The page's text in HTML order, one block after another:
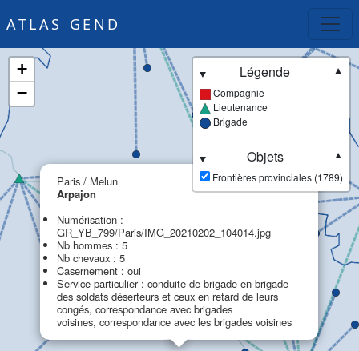
ATLAS GEND
Paris / Melun
Arpajon
Numérisation :
GR_YB_799/Paris/IMG_20210202_104014.jpg
Nb hommes : 5
Nb chevaux : 5
Casernement : oui
Service particulier : conduite de brigade en brigade
des soldats déserteurs et ceux en retard de leurs
congés, correspondance avec brigades
voisines, correspondance avec les brigades voisines
×
+
−
Légende
▼
Compagnie
Lieutenance
Brigade
Objets
▼
Frontières provinciales (1789)